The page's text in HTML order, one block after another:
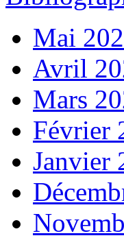
Mai
Avril
Mars
Février
Janvier